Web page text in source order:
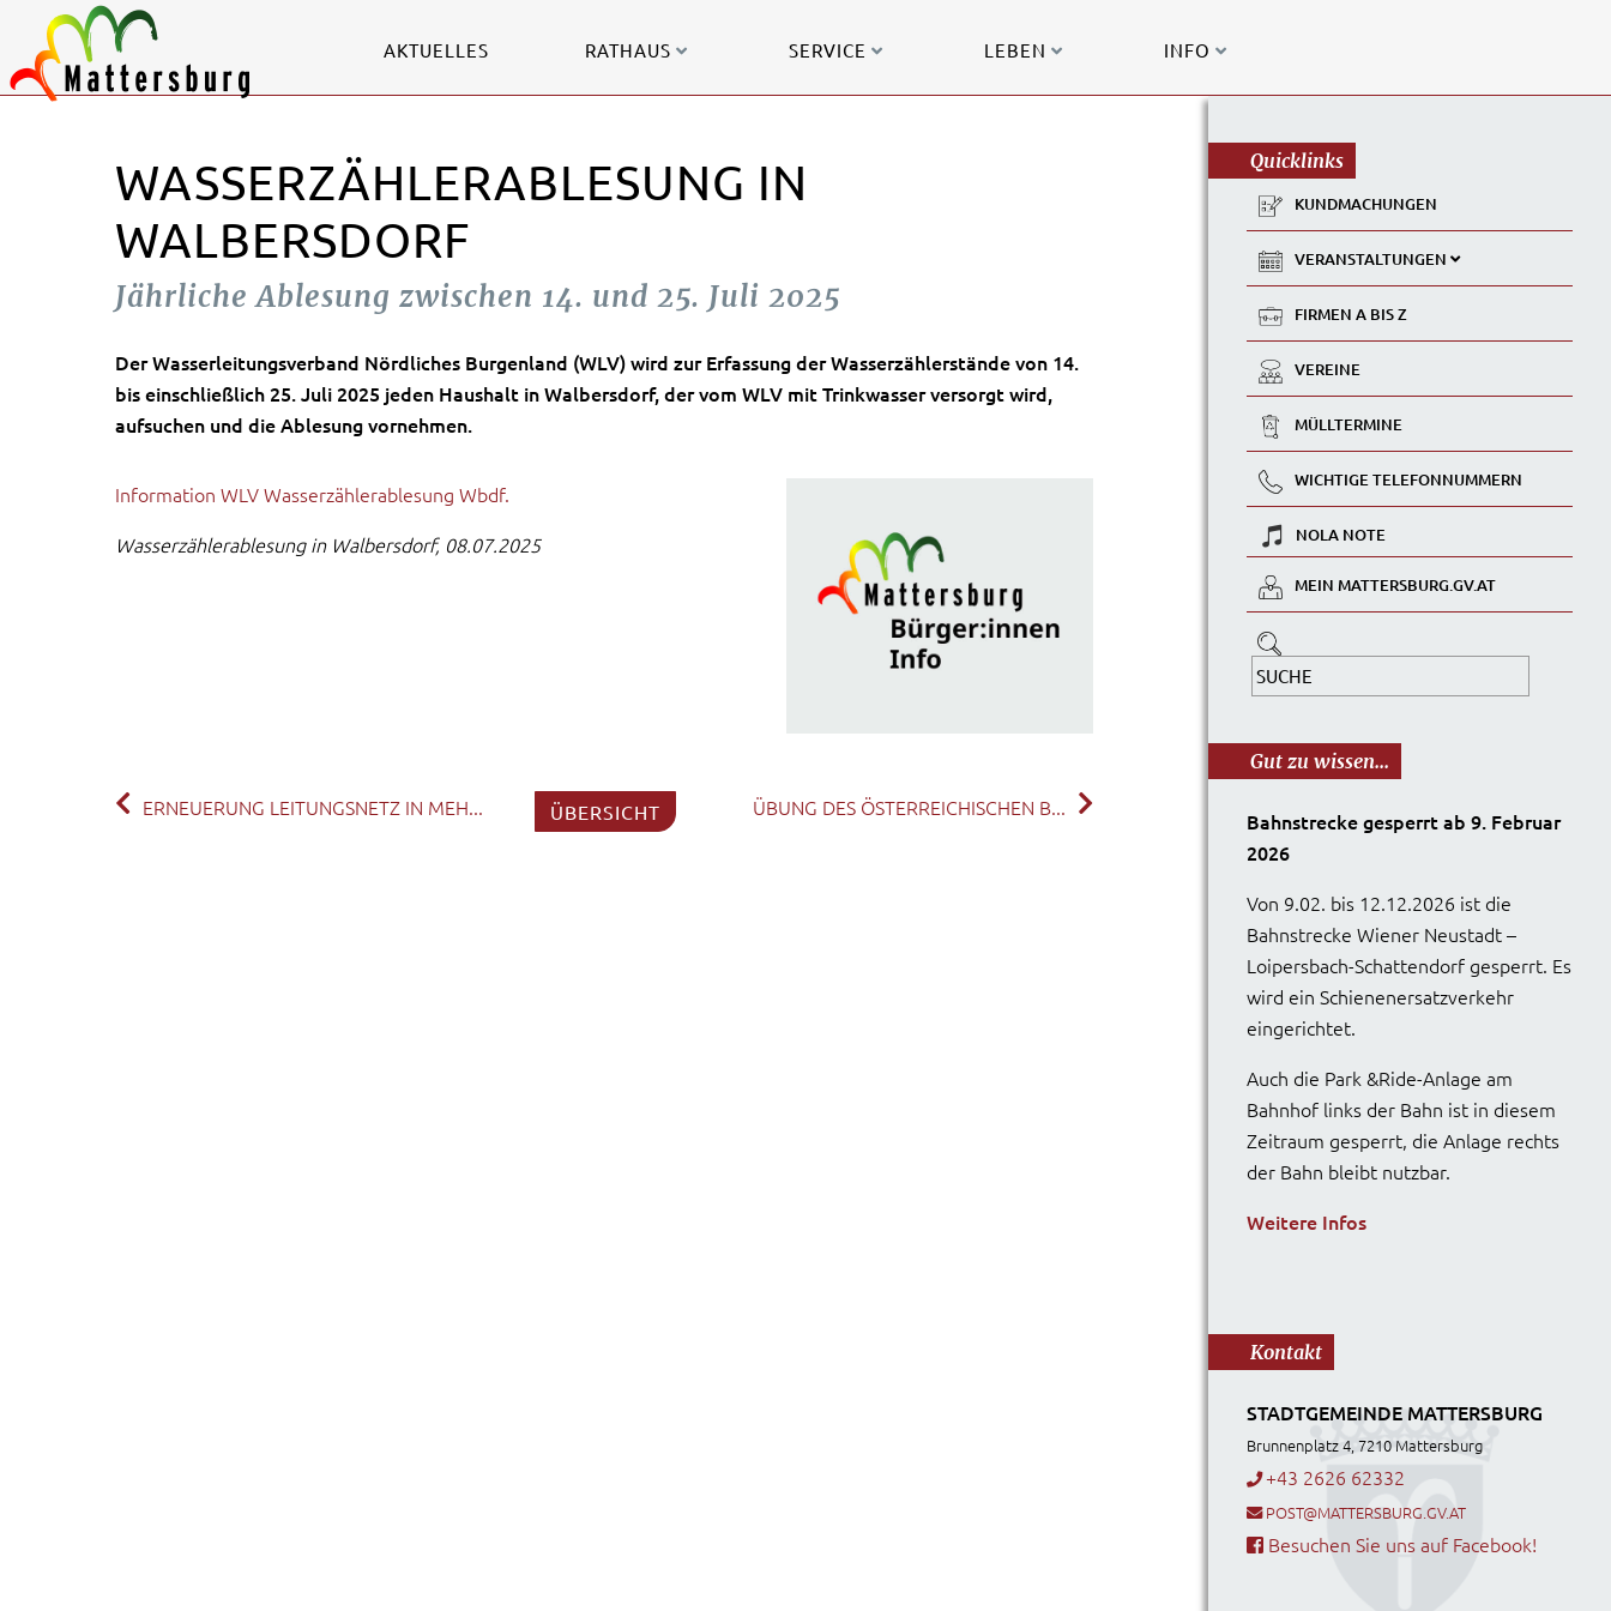
AKTUELLES RATHAUS SERVICE LEBEN INFO
WASSERZÄHLERABLESUNG IN
WALBERSDORF
Jährliche Ablesung zwischen 14. und 25. Juli 2025
Der Wasserleitungsverband Nördliches Burgenland (WLV) wird zur Erfassung der Wasserzählerstände von 14.
bis einschließlich 25. Juli 2025 jeden Haushalt in Walbersdorf, der vom WLV mit Trinkwasser versorgt wird,
aufsuchen und die Ablesung vornehmen.
Information WLV Wasserzählerablesung Wbdf.
Wasserzählerablesung in Walbersdorf, 08.07.2025
ERNEUERUNG LEITUNGSNETZ IN MEH... ÜBERSICHT ÜBUNG DES ÖSTERREICHISCHEN B...
Quicklinks
KUNDMACHUNGEN
VERANSTALTUNGEN
FIRMEN A BIS Z
VEREINE
MÜLLTERMINE
WICHTIGE TELEFONNUMMERN
NOLA NOTE
MEIN MATTERSBURG.GV.AT
Gut zu wissen...
Bahnstrecke gesperrt ab 9. Februar
2026
Von 9.02. bis 12.12.2026 ist die
Bahnstrecke Wiener Neustadt –
Loipersbach-Schattendorf gesperrt. Es
wird ein Schienenersatzverkehr
eingerichtet.
Auch die Park &Ride-Anlage am
Bahnhof links der Bahn ist in diesem
Zeitraum gesperrt, die Anlage rechts
der Bahn bleibt nutzbar.
Weitere Infos
Kontakt
STADTGEMEINDE MATTERSBURG
Brunnenplatz 4, 7210 Mattersburg
+43 2626 62332
POST@MATTERSBURG.GV.AT
Besuchen Sie uns auf Facebook!